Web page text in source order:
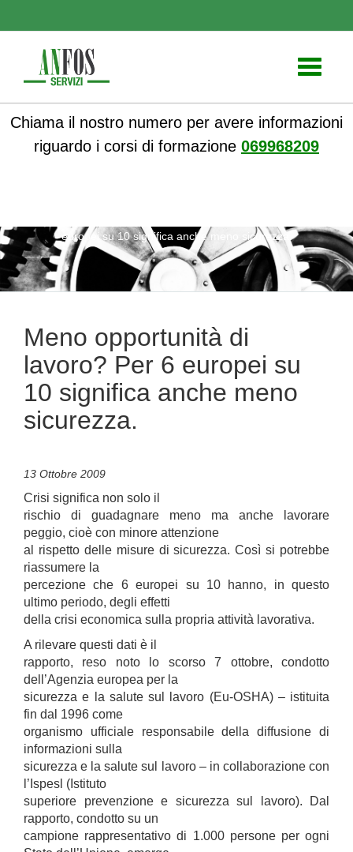
Toggle
Chiama il nostro numero per avere informazioni
riguardo i corsi di formazione 069968209
europei su 10 significa anche meno sicurezza.
Meno opportunità di
lavoro? Per 6 europei su
10 significa anche meno
sicurezza.
13 Ottobre 2009
Crisi significa non solo il
rischio di guadagnare meno ma anche lavorare
peggio, cioè con minore attenzione
al rispetto delle misure di sicurezza. Così si potrebbe
riassumere la
percezione che 6 europei su 10 hanno, in questo
ultimo periodo, degli effetti
della crisi economica sulla propria attività lavorativa.
A rilevare questi dati è il
rapporto, reso noto lo scorso 7 ottobre, condotto
dell’Agenzia europea per la
sicurezza e la salute sul lavoro (Eu-OSHA) – istituita
fin dal 1996 come
organismo ufficiale responsabile della diffusione di
informazioni sulla
sicurezza e la salute sul lavoro – in collaborazione con
l’Ispesl (Istituto
superiore prevenzione e sicurezza sul lavoro). Dal
rapporto, condotto su un
campione rappresentativo di 1.000 persone per ogni